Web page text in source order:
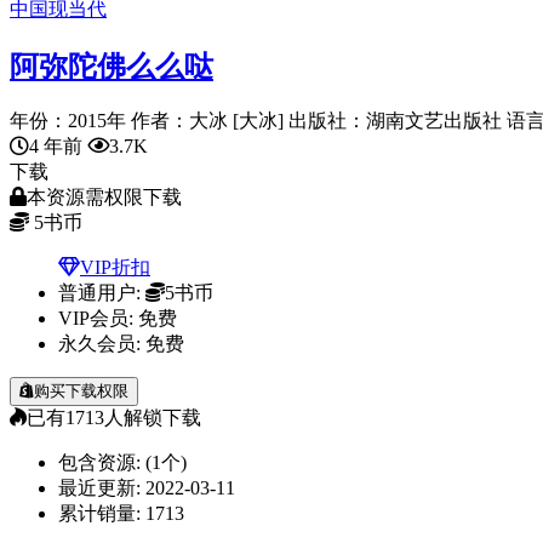
中国现当代
阿弥陀佛么么哒
年份：2015年 作者：大冰 [大冰] 出版社：湖南文艺出版社 语
4 年前
3.7K
下载
本资源需权限下载
5书币
VIP折扣
普通用户:
5书币
VIP会员: 免费
永久会员: 免费
购买下载权限
已有1713人解锁下载
包含资源: (1个)
最近更新: 2022-03-11
累计销量: 1713